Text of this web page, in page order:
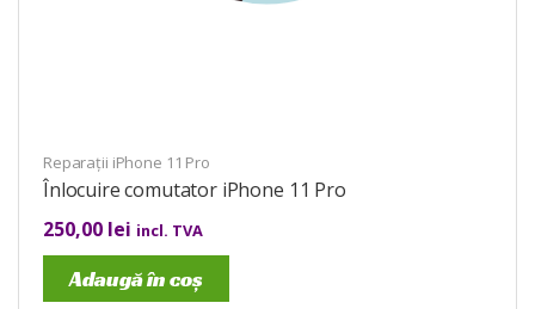
Reparații iPhone 11 Pro
Înlocuire comutator iPhone 11 Pro
250,00 lei incl. TVA
Adaugă în coș